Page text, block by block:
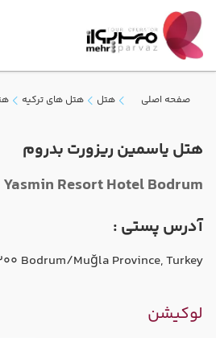
صفحه اصلی هتل هتل های ترکیه
هتل یاسمین ریزورت بدروم
Yasmin Resort Hotel Bodrum
آدرس پستی :
Bodrum/Muğla Province, Turkey
لوکیشن